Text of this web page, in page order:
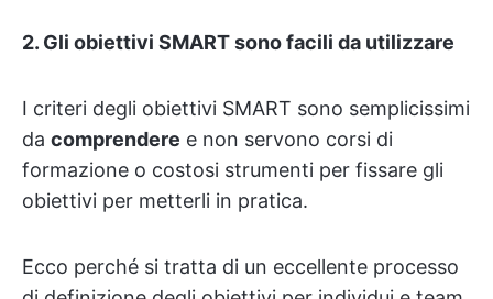
2. Gli obiettivi SMART sono facili da utilizzare
I criteri degli obiettivi SMART sono semplicissimi
da comprendere e non servono corsi di
formazione o costosi strumenti per fissare gli
obiettivi per metterli in pratica.
Ecco perché si tratta di un eccellente processo